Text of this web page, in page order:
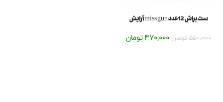
ست براش 12عدد miss gun آرایش
550,000 تومان 470,000 تومان